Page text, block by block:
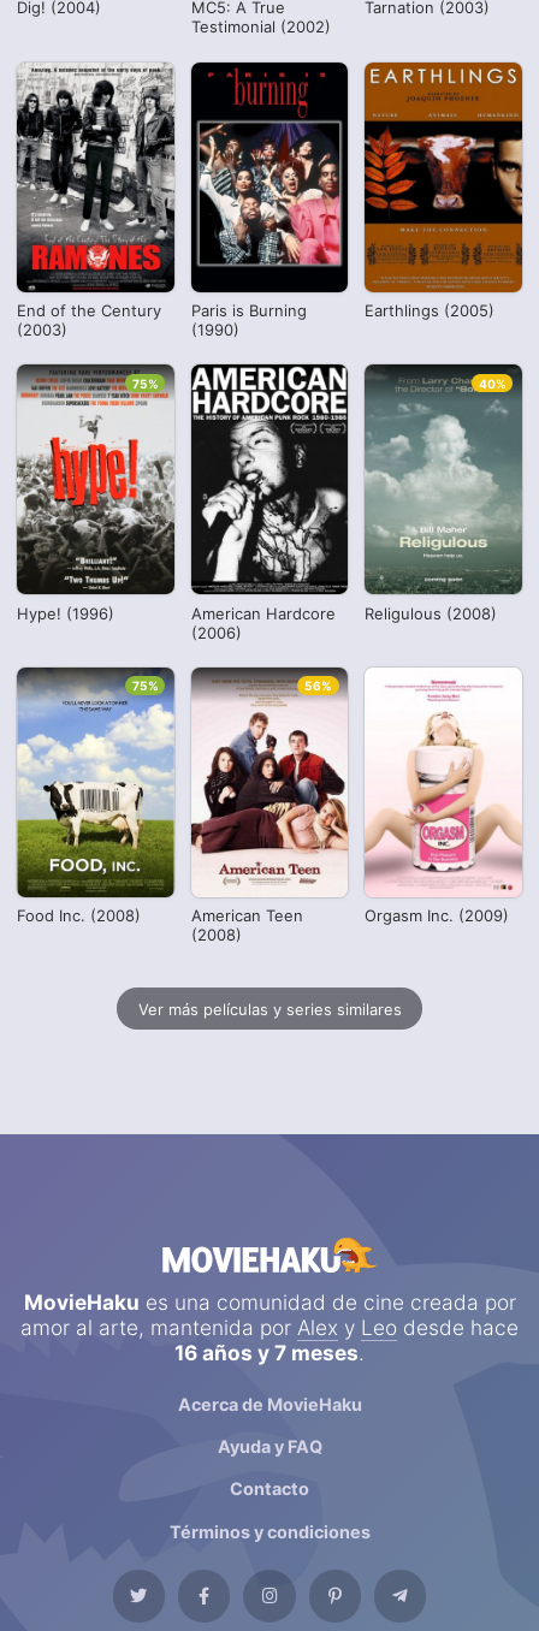
Dig! (2004)
MC5: A True
Testimonial (2002)
Tarnation (2003)
End of the Century
(2003)
Paris is Burning
(1990)
Earthlings (2005)
Hype! (1996)
75%
American Hardcore
(2006)
Religulous (2008)
40%
Food Inc. (2008)
75%
American Teen
(2008)
56%
Orgasm Inc. (2009)
Ver más películas y series similares
MovieHaku es una comunidad de cine creada por
amor al arte, mantenida por Alex y Leo desde hace
16 años y 7 meses.
Acerca de MovieHaku
Ayuda y FAQ
Contacto
Términos y condiciones